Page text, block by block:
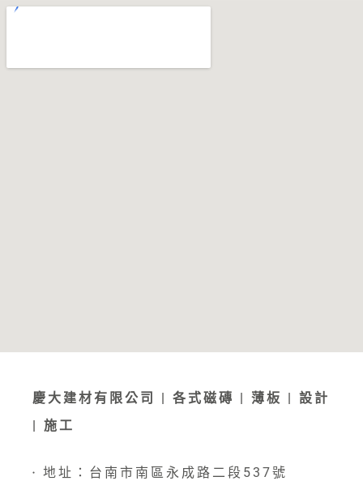
慶大建材有限公司 | 各式磁磚 | 薄板 | 設計
| 施工
● 地址：台南市南區永成路二段537號